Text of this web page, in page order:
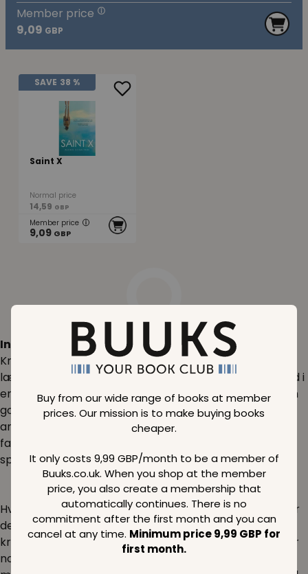
Buy from our wide range of books at member
prices. Our mission is to make buying books
cheaper.
It only costs 9,99 GBP/month to be a member of
Buuks.co.uk. When you shop at the member
price, you also create a membership that
automatically continues. There is no
commitment after the first month and you can
cancel at any time. Minimum price 9,99 GBP for
first month.
Member price
9,09 GBP
SAVE 38 %
Saint X
Normal price
14,59 GBP
Member price
9,09 GBP
Inspiration:
Krimier & Mysterier er en fantastisk genre, der holder
læserne fanget fra første side. Forestil dig at dykke ned i
en verden af komplekse karakterer og uløste gåder. En
god krimi kan være lige så berigende som den mest
anerkendte klassiske skønlitteratur, og den holder din
fantasi skarp. Nyd et glas vin og bliv en del af den
spænding, som kun en krimi kan levere.
Hvis du er fascineret af tv-serier og film, der omhandler
detektivarbejde og opklaring af mysterier, så vil en
krimiroman være et perfekt supplement for dig. Der er
noget magisk ved at følge spor og ledetråde sammen